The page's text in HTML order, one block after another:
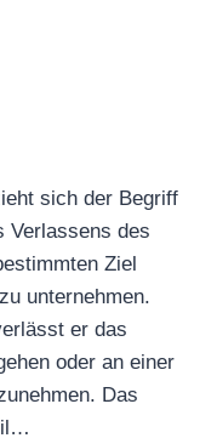
sich der Begriff
Verlassens des
Ziel
unternehmen.
er das
oder an einer
Das